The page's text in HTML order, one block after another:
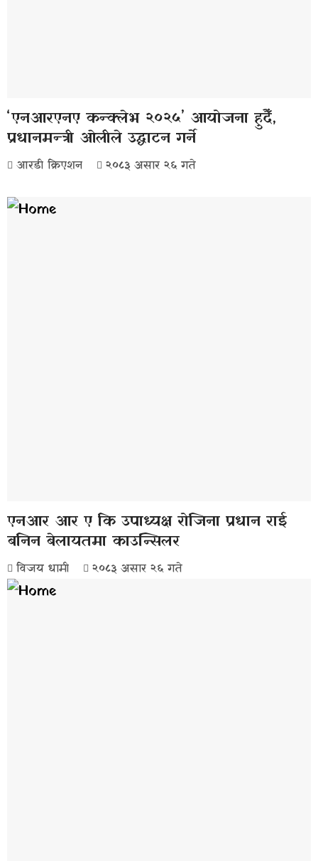
‘एनआरएनए कन्क्लेभ २०२५’ आयोजना हुदैँ,
प्रधानमन्त्री ओलीले उद्घाटन गर्ने
आरडी क्रिएशन २०८३ असार २६ गते
एनआर आर ए कि उपाध्यक्ष रोजिना प्रधान राई
बनिन बेलायतमा काउन्सिलर
विजय धामी २०८३ असार २६ गते